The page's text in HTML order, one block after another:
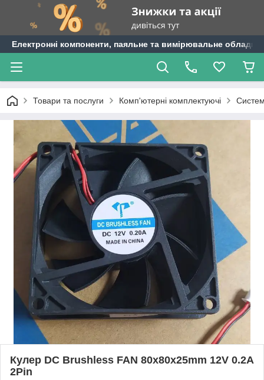
Електронні компоненти, паяльне та вимірювальне
Товари та послуги Комп'ютерні комплектуючі
Кулер DC Brushless FAN 80x80x25mm 12V 0.2A
2Pin